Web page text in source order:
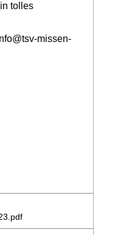
tolles
missen-